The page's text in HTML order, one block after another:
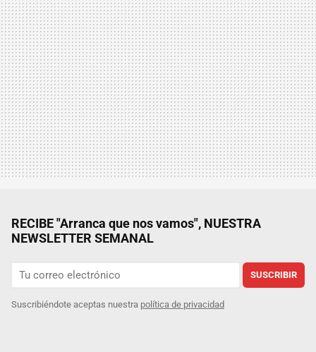
RECIBE "Arranca que nos vamos", NUESTRA
NEWSLETTER SEMANAL
SUSCRIBIR
Suscribiéndote aceptas nuestra política de privacidad